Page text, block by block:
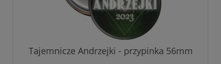
Tajemnicze Andrzejki - przypinka 56mm